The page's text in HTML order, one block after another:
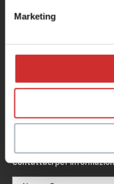
Marketing
Menu
Il centro
Orari
Eventi
Il tuo business
Contattaci per